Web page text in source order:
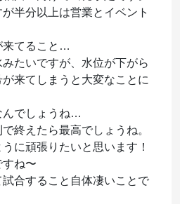
半分以上は営業とイベント
来てること…
たいですが、水位が下がら
来てしまうと大変なことに
んでしょうね…
終えたら最高でしょうね。
に頑張りたいと思います！
ね〜
合すること自体凄いことで